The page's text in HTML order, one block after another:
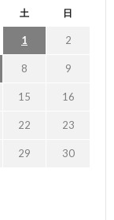
土 日
1 2
8 9
15 16
22 23
29 30